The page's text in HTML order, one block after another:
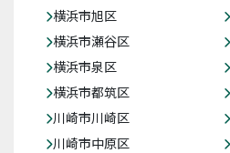
横浜市旭区
横浜市瀬谷区
横浜市泉区
横浜市都筑区
川崎市川崎区
川崎市中原区